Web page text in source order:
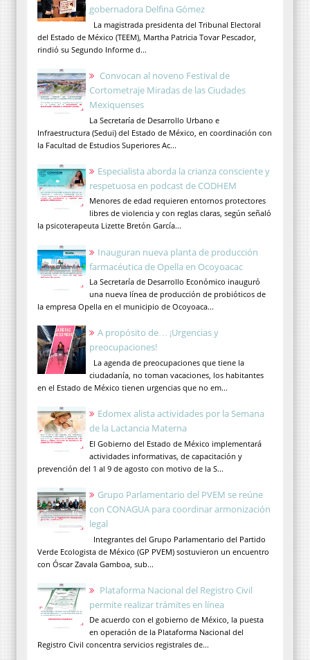
gobernadora Delfina Gómez
La magistrada presidenta del Tribunal Electoral
del Estado de México (TEEM), Martha Patricia Tovar Pescador,
rindió su Segundo Informe d...
Convocan al noveno Festival de
Cortometraje Miradas de las Ciudades
Mexiquenses
La Secretaría de Desarrollo Urbano e
Infraestructura (Sedui) del Estado de México, en coordinación con
la Facultad de Estudios Superiores Ac...
Especialista aborda la crianza consciente y
respetuosa en podcast de CODHEM
Menores de edad requieren entornos protectores
libres de violencia y con reglas claras, según señaló
la psicoterapeuta Lizette Bretón García...
Inauguran nueva planta de producción
farmacéutica de Opella en Ocoyoacac
La Secretaría de Desarrollo Económico inauguró
una nueva línea de producción de probióticos de
la empresa Opella en el municipio de Ocoyoaca...
A propósito de… ¡Urgencias y
preocupaciones!
La agenda de preocupaciones que tiene la
ciudadanía, no toman vacaciones, los habitantes
en el Estado de México tienen urgencias que no em...
Edomex alista actividades por la Semana
de la Lactancia Materna
El Gobierno del Estado de México implementará
actividades informativas, de capacitación y
prevención del 1 al 9 de agosto con motivo de la S...
Grupo Parlamentario del PVEM se reúne
con CONAGUA para coordinar armonización
legal
Integrantes del Grupo Parlamentario del Partido
Verde Ecologista de México (GP PVEM) sostuvieron un encuentro
con Óscar Zavala Gamboa, sub...
Plataforma Nacional del Registro Civil
permite realizar trámites en línea
De acuerdo con el gobierno de México, la puesta
en operación de la Plataforma Nacional del
Registro Civil concentra servicios registrales de...